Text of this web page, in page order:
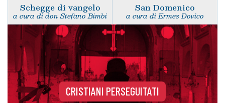
Schegge di vangelo
a cura di don Stefano Bimbi
San Domenico
a cura di Ermes Dovico
CRISTIANI PERSEGUITATI